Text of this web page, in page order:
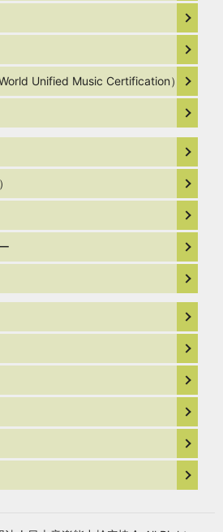
Unified Music Certification）